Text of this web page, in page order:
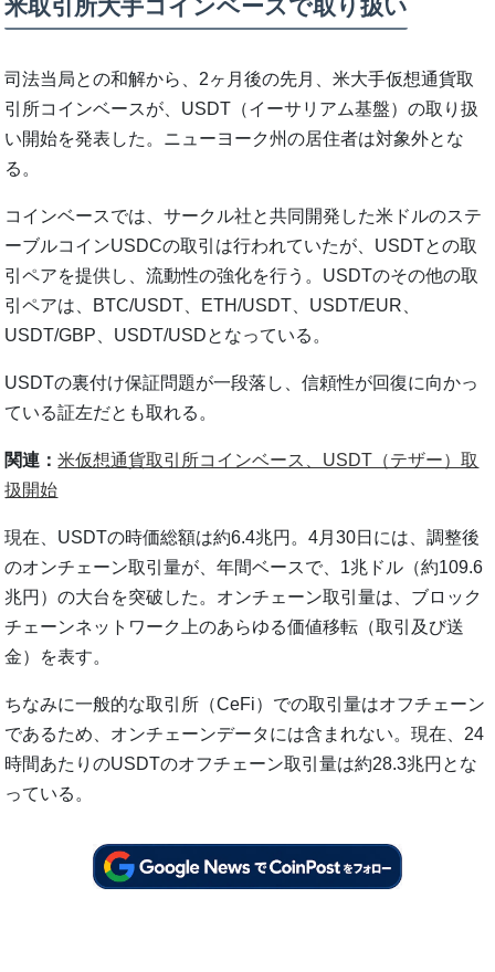
米取引所大手コインベースで取り扱い
司法当局との和解から、2ヶ月後の先月、米大手仮想通貨取
引所コインベースが、USDT（イーサリアム基盤）の取り扱
い開始を発表した。ニューヨーク州の居住者は対象外とな
る。
コインベースでは、サークル社と共同開発した米ドルのステ
ーブルコインUSDCの取引は行われていたが、USDTとの取
引ペアを提供し、流動性の強化を行う。USDTのその他の取
引ペアは、BTC/USDT、ETH/USDT、USDT/EUR、
USDT/GBP、USDT/USDとなっている。
USDTの裏付け保証問題が一段落し、信頼性が回復に向かっ
ている証左だとも取れる。
関連：米仮想通貨取引所コインベース、USDT（テザー）取
扱開始
現在、USDTの時価総額は約6.4兆円。4月30日には、調整後
のオンチェーン取引量が、年間ベースで、1兆ドル（約109.6
兆円）の大台を突破した。オンチェーン取引量は、ブロック
チェーンネットワーク上のあらゆる価値移転（取引及び送
金）を表す。
ちなみに一般的な取引所（CeFi）での取引量はオフチェーン
であるため、オンチェーンデータには含まれない。現在、24
時間あたりのUSDTのオフチェーン取引量は約28.3兆円とな
っている。